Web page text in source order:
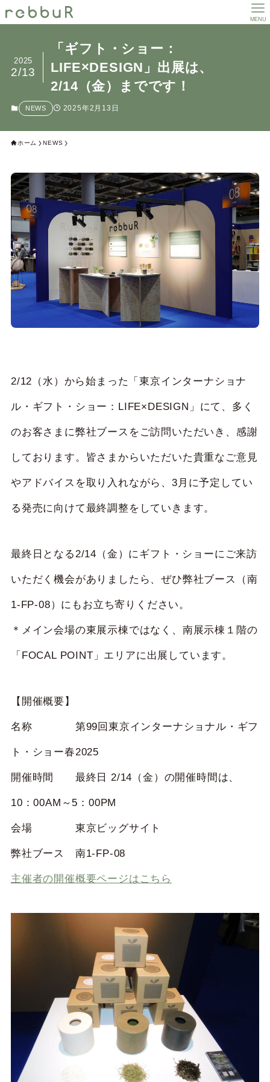
MENU
「ギフト・ショー：
LIFE×DESIGN」出展は、
2/14（金）までです！
2025
2/13
NEWS 2025年2月13日
ホーム NEWS
2/12（水）から始まった「東京インターナショナ
ル・ギフト・ショー：LIFE×DESIGN」にて、多く
のお客さまに弊社ブースをご訪問いただいき、感謝
しております。皆さまからいただいた貴重なご意見
やアドバイスを取り入れながら、3月に予定してい
る発売に向けて最終調整をしていきます。
最終日となる2/14（金）にギフト・ショーにご来訪
いただく機会がありましたら、ぜひ弊社ブース（南
1-FP-08）にもお立ち寄りください。
＊メイン会場の東展示棟ではなく、南展示棟１階の
「FOCAL POINT」エリアに出展しています。
【開催概要】
名称 第99回東京インターナショナル・ギフ
ト・ショー春2025
開催時間 最終日 2/14（金）の開催時間は、
10：00AM～5：00PM
会場 東京ビッグサイト
弊社ブース 南1-FP-08
主催者の開催概要ページはこちら